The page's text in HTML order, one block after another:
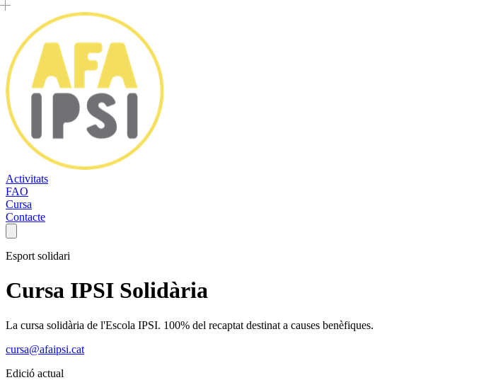
Activitats
FAO
Cursa
Contacte
Esport solidari
Cursa IPSI Solidària
La cursa solidària de l'Escola IPSI. 100% del recaptat destinat a causes benèfiques.
cursa@afaipsi.cat
Edició actual